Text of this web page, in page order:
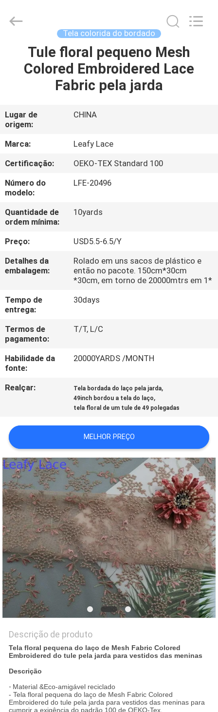
CASA
PRODUTOS
QUEM
SOMOS
FÁBRICA
CONTROLE
DE
QUALIDADE
FALE
CONOSCO
NOTÍCIAS
PEDIR UM
ORÇAMENTO
MAPA
POLÍTICA
DE
PRIVACIDADE
Textiles
Tela colorida do bordado
Tule floral pequeno Mesh
Colored Embroidered Lace
Fabric pela jarda
Lugar de
origem:
CHINA
Marca:
Leafy Lace
Certificação:
OEKO-TEX Standard 100
Número do
modelo:
LFE-20496
Quantidade de
ordem mínima:
10yards
Preço:
USD5.5-6.5/Y
Detalhes da
embalagem:
Rolado em uns sacos de plástico e
então no pacote. 150cm*30cm
*30cm, em torno de 20000mtrs em 1*
Tempo de
entrega:
30days
Termos de
pagamento:
T/T, L/C
Habilidade da
fonte:
20000YARDS /MONTH
Realçar: Tela bordada do laço pela jarda,
49inch bordou a tela do laço,
tela floral de um tule de 49 polegadas
MELHOR PREÇO
Descrição de produto
Tela floral pequena do laço de Mesh Fabric Colored
Embroidered do tule pela jarda para vestidos das meninas
Descrição
- Material &Eco-amigável reciclado
- Tela floral pequena do laço de Mesh Fabric Colored
Embroidered do tule pela jarda para vestidos das meninas para
cumprir a exigência do padrão 100 de OEKO-Tex.